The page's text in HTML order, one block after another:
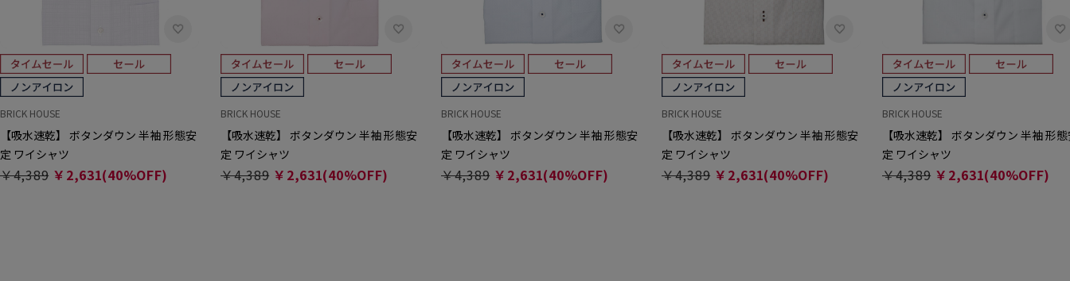
BRICK HOUSE
【吸水速乾】 ボタンダウン 半袖 形態安
定 ワイシャツ
￥4,389 ￥2,631(40%OFF)
BRICK HOUSE
【吸水速乾】 ボタンダウン 半袖 形態安
定 ワイシャツ
￥4,389 ￥2,631(40%OFF)
BRICK HOUSE
【吸水速乾】 ボタンダウン 半袖 形態安
定 ワイシャツ
￥4,389 ￥2,631(40%OFF)
BRICK HOUSE
【吸水速乾】 ボタンダウン 半袖 形態安
定 ワイシャツ
￥4,389 ￥2,631(40%OFF)
BRICK HOUSE
【吸水速乾】 ボタンダウン 半袖 形
定 ワイシャツ
￥4,389 ￥2,631(40%OFF)